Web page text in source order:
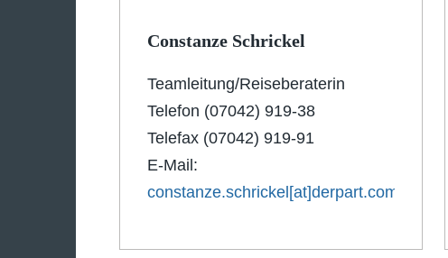
Constanze Schrickel
Teamleitung/Reiseberaterin
Telefon (07042) 919-38
Telefax (07042) 919-91
E-Mail:
constanze.schrickel[at]derpart.com